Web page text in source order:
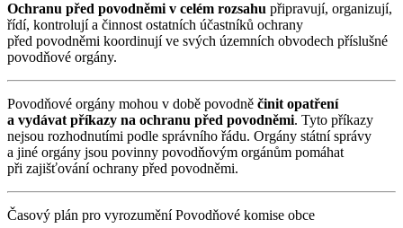
Ochranu před povodněmi v celém rozsahu připravují, organizují,
řídí, kontrolují a činnost ostatních účastníků ochrany
před povodněmi koordinují ve svých územních obvodech příslušné
povodňové orgány.
Povodňové orgány mohou v době povodně činit opatření
a vydávat příkazy na ochranu před povodněmi. Tyto příkazy
nejsou rozhodnutími podle správního řádu. Orgány státní správy
a jiné orgány jsou povinny povodňovým orgánům pomáhat
při zajišťování ochrany před povodněmi.
Časový plán pro vyrozumění Povodňové komise obce